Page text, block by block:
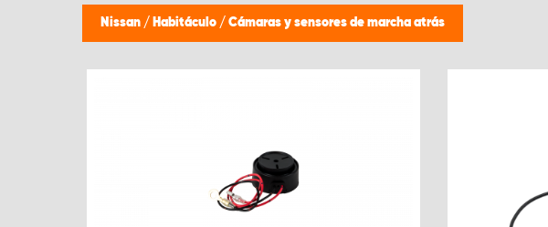
Nissan / Habitáculo / Cámaras y sensores de marcha atrás